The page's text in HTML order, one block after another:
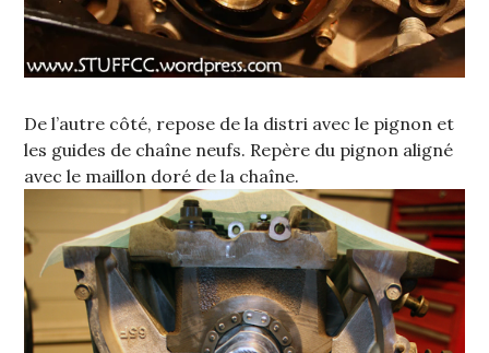
De l’autre côté, repose de la distri avec le pignon et
les guides de chaîne neufs. Repère du pignon aligné
avec le maillon doré de la chaîne.